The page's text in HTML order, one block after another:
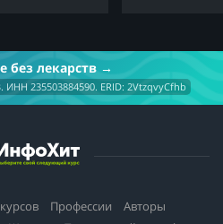
без лекарств
235503884590. ERID: 2VtzqvyCfhb
Профессии
Авторы